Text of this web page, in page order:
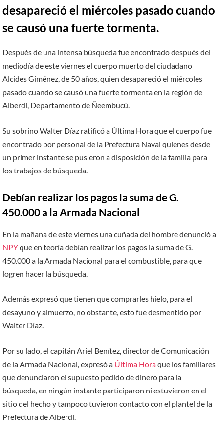
desapareció el miércoles pasado cuando
se causó una fuerte tormenta.
Después de una intensa búsqueda fue encontrado después del
mediodía de este viernes el cuerpo muerto del ciudadano
Alcides Giménez, de 50 años, quien desapareció el miércoles
pasado cuando se causó una fuerte tormenta en la región de
Alberdi, Departamento de Ñeembucú.
Su sobrino Walter Díaz ratificó a Última Hora que el cuerpo fue
encontrado por personal de la Prefectura Naval quienes desde
un primer instante se pusieron a disposición de la familia para
los trabajos de búsqueda.
Debían realizar los pagos la suma de G.
450.000 a la Armada Nacional
En la mañana de este viernes una cuñada del hombre denunció a
NPYque en teoría debían realizar los pagos la suma de G.
450.000 a la Armada Nacional para el combustible, para que
logren hacer la búsqueda.
Además expresó que tienen que comprarles hielo, para el
desayuno y almuerzo, no obstante, esto fue desmentido por
Walter Díaz.
Por su lado, el capitán Ariel Benítez, director de Comunicación
de la Armada Nacional, expresó a Última Horaque los familiares
que denunciaron el supuesto pedido de dinero para la
búsqueda, en ningún instante participaron ni estuvieron en el
sitio del hecho y tampoco tuvieron contacto con el plantel de la
Prefectura de Alberdi.